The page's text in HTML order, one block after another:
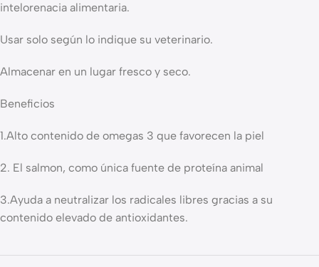
intelorenacia alimentaria.
Usar solo según lo indique su veterinario.
Almacenar en un lugar fresco y seco.
Beneficios
1.Alto contenido de omegas 3 que favorecen la piel
2. El salmon, como única fuente de proteína animal
3.Ayuda a neutralizar los radicales libres gracias a su
contenido elevado de antioxidantes.